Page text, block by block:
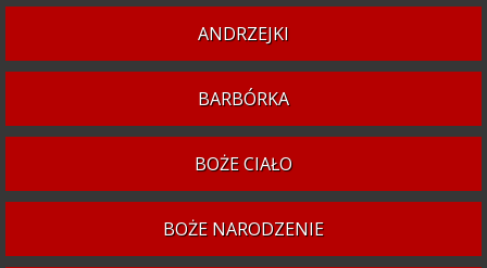
ANDRZEJKI
BARBÓRKA
BOŻE CIAŁO
BOŻE NARODZENIE